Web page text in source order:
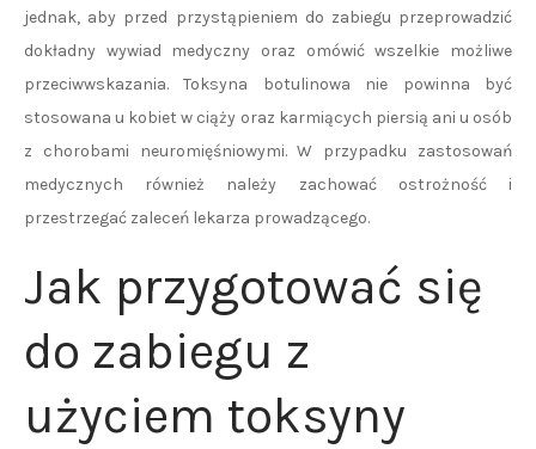
jednak, aby przed przystąpieniem do zabiegu przeprowadzić
dokładny wywiad medyczny oraz omówić wszelkie możliwe
przeciwwskazania. Toksyna botulinowa nie powinna być
stosowana u kobiet w ciąży oraz karmiących piersią ani u osób
z chorobami neuromięśniowymi. W przypadku zastosowań
medycznych również należy zachować ostrożność i
przestrzegać zaleceń lekarza prowadzącego.
Jak przygotować się
do zabiegu z
użyciem toksyny